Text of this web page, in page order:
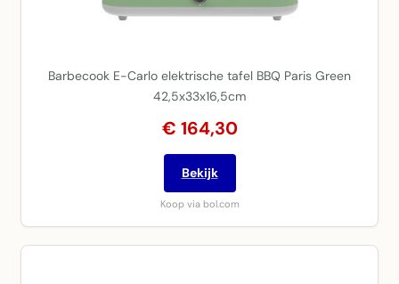
Barbecook E-Carlo elektrische tafel BBQ Paris Green
42,5x33x16,5cm
€ 164,30
Bekijk
Koop via bol.com